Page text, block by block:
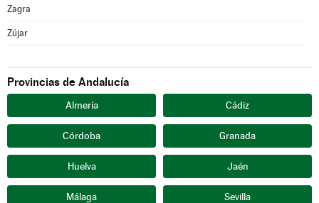
Zagra
Zújar
Provincias de Andalucía
Almería Cádiz
Córdoba Granada
Huelva Jaén
Málaga Sevilla